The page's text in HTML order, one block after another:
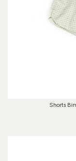
Shorts